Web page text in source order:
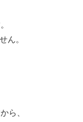
ん。
ら、